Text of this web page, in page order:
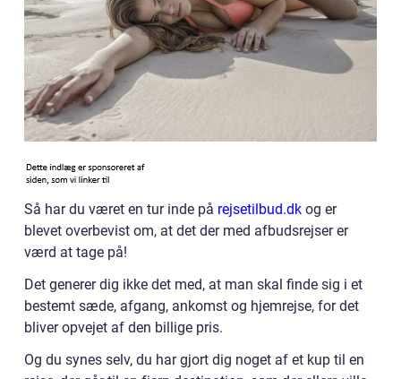
Så har du været en tur inde på rejsetilbud.dk og er
blevet overbevist om, at det der med afbudsrejser er
værd at tage på!
Det generer dig ikke det med, at man skal finde sig i et
bestemt sæde, afgang, ankomst og hjemrejse, for det
bliver opvejet af den billige pris.
Og du synes selv, du har gjort dig noget af et kup til en